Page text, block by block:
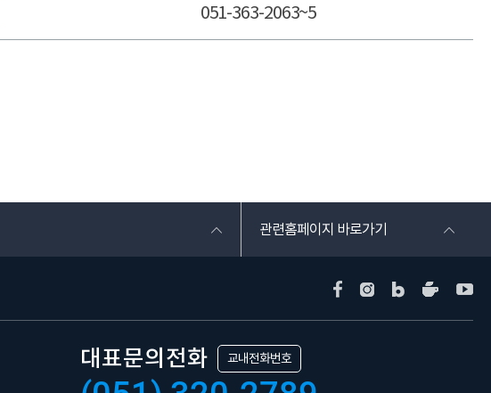
051-363-2063~5
관련홈페이지 바로가기
대표문의전화 교내전화번호